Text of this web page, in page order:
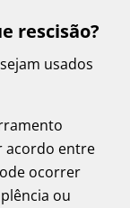
rescisão?
usados
acordo entre
ocorrer
ou